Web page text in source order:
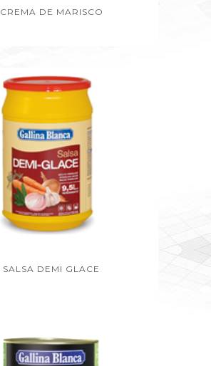
CREMA DE MARISCO
SALSA DEMI GLACE